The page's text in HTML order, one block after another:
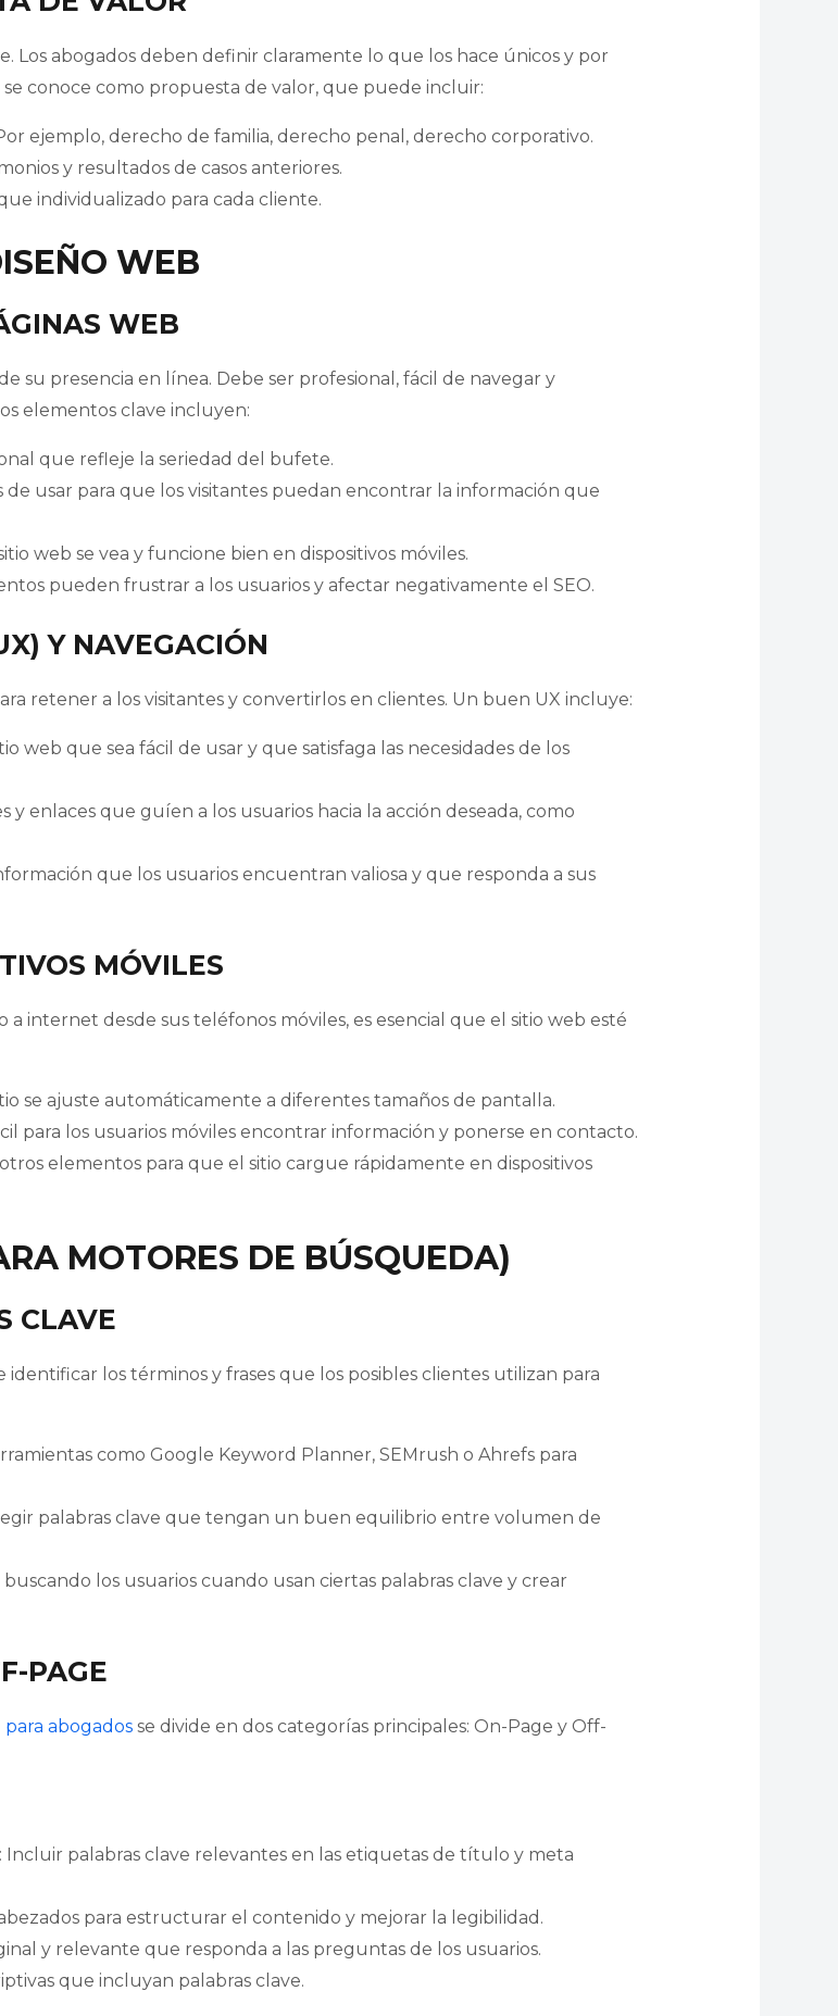
Los abogados deben definir claramente lo que los hace únicos y por
conoce como propuesta de valor, que puede incluir:
ejemplo, derecho de familia, derecho penal, derecho corporativo.
y resultados de casos anteriores.
individualizado para cada cliente.
WEB
WEB
su presencia en línea. Debe ser profesional, fácil de navegar y
elementos clave incluyen:
que refleje la seriedad del bufete.
de usar para que los visitantes puedan encontrar la información que
web se vea y funcione bien en dispositivos móviles.
pueden frustrar a los usuarios y afectar negativamente el SEO.
Y NAVEGACIÓN
retener a los visitantes y convertirlos en clientes. Un buen UX incluye:
web que sea fácil de usar y que satisfaga las necesidades de los
y enlaces que guíen a los usuarios hacia la acción deseada, como
que los usuarios encuentran valiosa y que responda a sus
MÓVILES
internet desde sus teléfonos móviles, es esencial que el sitio web esté
se ajuste automáticamente a diferentes tamaños de pantalla.
para los usuarios móviles encontrar información y ponerse en contacto.
elementos para que el sitio cargue rápidamente en dispositivos
MOTORES DE BÚSQUEDA)
CLAVE
identificar los términos y frases que los posibles clientes utilizan para
como Google Keyword Planner, SEMrush o Ahrefs para
palabras clave que tengan un buen equilibrio entre volumen de
los usuarios cuando usan ciertas palabras clave y crear
PAGE
abogadosse divide en dos categorías principales: On-Page y Off-
Incluir palabras clave relevantes en las etiquetas de título y meta
para estructurar el contenido y mejorar la legibilidad.
y relevante que responda a las preguntas de los usuarios.
que incluyan palabras clave.